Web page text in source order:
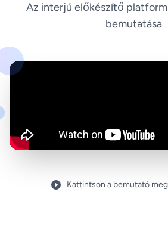
Az interjú előkészítő
bemutatása
Kattintson a bemutató